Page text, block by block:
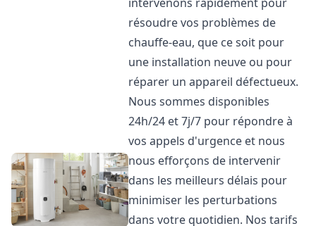
résoudre vos problèmes de
chauffe-eau, que ce soit pour
une installation neuve ou pour
réparer un appareil défectueux.
Nous sommes disponibles
24h/24 et 7j/7 pour répondre à
vos appels d'urgence et nous
nous efforçons de intervenir
dans les meilleurs délais pour
minimiser les perturbations
dans votre quotidien. Nos tarifs